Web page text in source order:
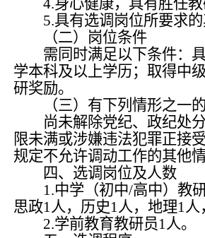
4.身心健康，具有胜任
5.具有选调岗位所要求的
（二）岗位条件
需同时满足以下条件：
学本科及以上学历；取得中级
研奖励。
（三）有下列情形之一
尚未解除党纪、政纪处
限未满或涉嫌违法犯罪正接
规定不允许调动工作的其他情
四、选调岗位及人数
1.中学（初中/高中）教
思政1人，历史1人，地理1人
2.学前教育教研员1人。